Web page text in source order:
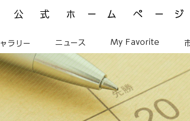
佐藤学公式ホームページ ManabuSATO WebSite
ギャラリー ニュース My Favorite